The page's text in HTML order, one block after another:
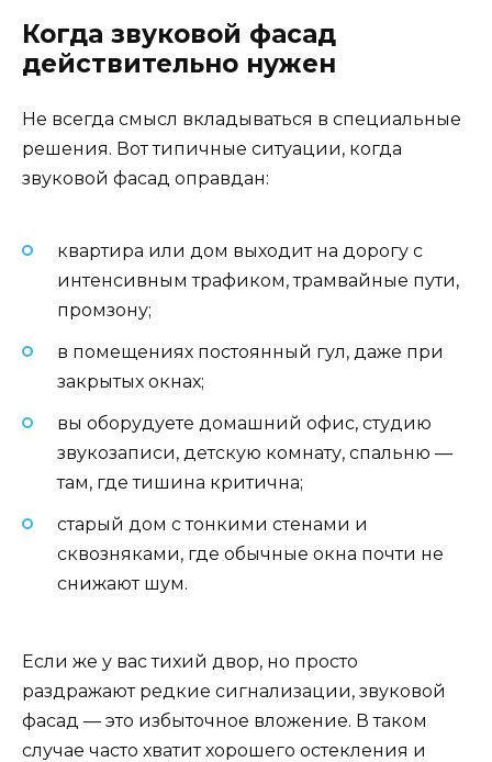
Когда звуковой фасад
действительно нужен
Не всегда смысл вкладываться в специальные
решения. Вот типичные ситуации, когда
звуковой фасад оправдан:
квартира или дом выходит на дорогу с
интенсивным трафиком, трамвайные пути,
промзону;
в помещениях постоянный гул, даже при
закрытых окнах;
вы оборудуете домашний офис, студию
звукозаписи, детскую комнату, спальню —
там, где тишина критична;
старый дом с тонкими стенами и
сквозняками, где обычные окна почти не
снижают шум.
Если же у вас тихий двор, но просто
раздражают редкие сигнализации, звуковой
фасад — это избыточное вложение. В таком
случае часто хватит хорошего остекления и